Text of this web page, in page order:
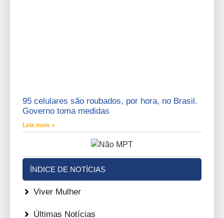
95 celulares são roubados, por hora, no Brasil.
Governo toma medidas
Leia mais »
ÍNDICE DE NOTÍCIAS
Viver Mulher
Últimas Notícias